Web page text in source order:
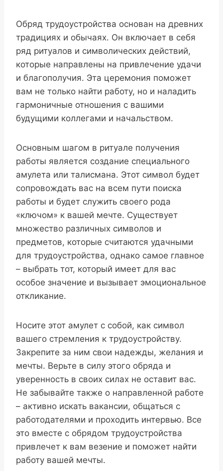
Обряд трудоустройства основан на древних
традициях и обычаях. Он включает в себя
ряд ритуалов и символических действий,
которые направлены на привлечение удачи
и благополучия. Эта церемония поможет
вам не только найти работу, но и наладить
гармоничные отношения с вашими
будущими коллегами и начальством.
Основным шагом в ритуале получения
работы является создание специального
амулета или талисмана. Этот символ будет
сопровождать вас на всем пути поиска
работы и будет служить своего рода
«ключом» к вашей мечте. Существует
множество различных символов и
предметов, которые считаются удачными
для трудоустройства, однако самое главное
– выбрать тот, который имеет для вас
особое значение и вызывает эмоциональное
откликание.
Носите этот амулет с собой, как символ
вашего стремления к трудоустройству.
Закрепите за ним свои надежды, желания и
мечты. Верьте в силу этого обряда и
уверенность в своих силах не оставит вас.
Не забывайте также о направленной работе
– активно искать вакансии, общаться с
работодателями и проходить интервью. Все
это вместе с обрядом трудоустройства
привлечет к вам везение и поможет найти
работу вашей мечты.